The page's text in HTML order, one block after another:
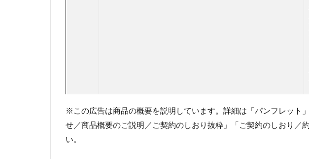
※この広告は商品の概要を説明しています。詳細は「パンフレット
せ／商品概要のご説明／ご契約のしおり抜粋」「ご契約のしおり／
い。